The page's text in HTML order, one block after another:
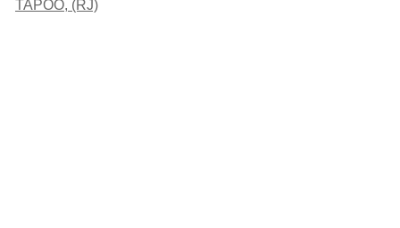
TAPOO, (RJ)